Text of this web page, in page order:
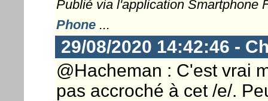
Publié via l'application Smartphone
Phone...
29/08/2020 14:42:46 -
@Hacheman : C'est vrai
pas accroché à cet /e/.